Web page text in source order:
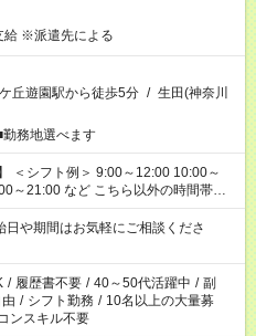
給 ※派遣先による
丘遊園駅から徒歩5分 / 生田(神奈川
務地選べます
こちら以外の時間帯も
や期間はお気軽にご相談くださ
/ 履歴書不要 / 40～50代活躍中 / 副
/ シフト勤務 / 10名以上の大量募
ンスキル不要